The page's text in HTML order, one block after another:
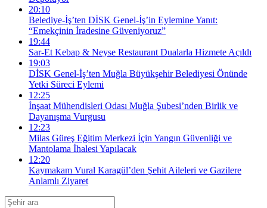
20:10
Belediye-İş’ten DİSK Genel-İş’in Eylemine Yanıt:
“Emekçinin İradesine Güveniyoruz”
19:44
Sar-Et Kebap & Neyse Restaurant Dualarla Hizmete Açıldı
19:03
DİSK Genel-İş’ten Muğla Büyükşehir Belediyesi Önünde
Yetki Süreci Eylemi
12:25
İnşaat Mühendisleri Odası Muğla Şubesi’nden Birlik ve
Dayanışma Vurgusu
12:23
Milas Güreş Eğitim Merkezi İçin Yangın Güvenliği ve
Mantolama İhalesi Yapılacak
12:20
Kaymakam Vural Karagül’den Şehit Aileleri ve Gazilere
Anlamlı Ziyaret